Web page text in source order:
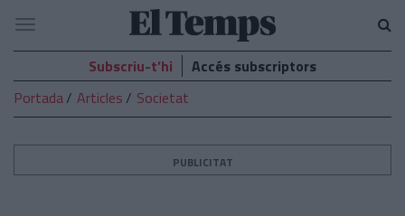
El
Temps
Navegació
Subscriu-t’hi
Accés subscriptors
Portada
Articles Societat
PUBLICITAT